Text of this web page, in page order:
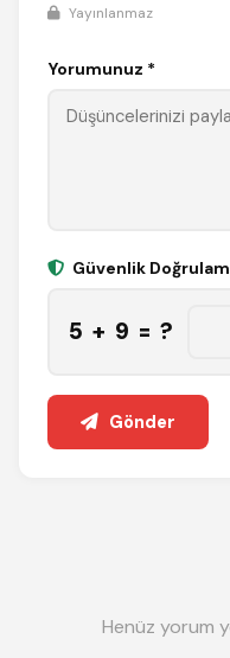
Yayınlanmaz
Yorumunuz *
Güvenlik
5 + 9 = ?
Gönder
Henüz yorum